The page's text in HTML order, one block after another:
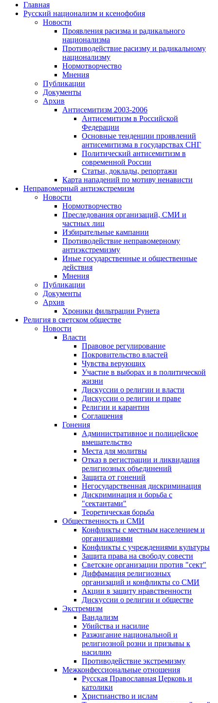
Главная
Русский национализм и ксенофобия
Новости
Проявления расизма и радикального
национализма
Противодействие расизму и радикальному
национализму
Нормотворчество
Мнения
Публикации
Документы
Архив
Антисемитизм 2003-2006
Антисемитизм в Российской
Федерации
Основные тенденции проявлений
антисемитизма в государствах СНГ
Политический антисемитизм в
современной России
Статьи, доклады, репортажи
Карта нападений по мотиву ненависти
Неправомерный антиэкстремизм
Новости
Нормотворчество
Преследования организаций, СМИ и
частных лиц
Избирательные кампании
Противодействие неправомерному
антиэкстремизму
Иные государственные и общественные
действия
Мнения
Публикации
Документы
Архив
Хроники фильтрации Рунета
Религия в светском обществе
Новости
Власти
Правовое регулирование
Покровительство властей
Чувства верующих
Участие в выборах и в политической
жизни
Дискуссии о религии и власти
Дискуссии о религии и праве
Религии и карантин
Соглашения
Гонения
Административное и полицейское
вмешательство
Места для молитвы
Отказ в регистрации и ликвидация
религиозных объединений
Защита от гонений
Негосударственная дискриминация
Дискриминация и борьба с
"сектантами"
Теоретическая борьба
Общественность и СМИ
Конфликты с местным населением и
организациями
Конфликты с учреждениями культуры
Защита права на свободу совести
Светские организации против "сект"
Диффамация религиозных
организаций и конфликты со СМИ
Акции в защиту нравственности
Дискуссии о религии и обществе
Экстремизм
Вандализм
Убийства и насилие
Разжигание национальной и
религиозной розни и призывы к
насилию
Противодействие экстремизму
Межконфессиональные отношения
Русская Православная Церковь и
католики
Христианство и ислам